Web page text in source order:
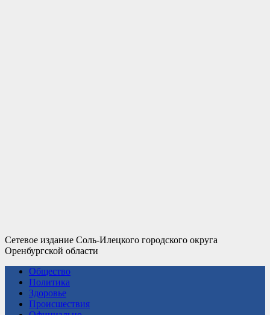
Сетевое издание Соль-Илецкого городского округа
Оренбургской области
Общество
Политика
Здоровье
Происшествия